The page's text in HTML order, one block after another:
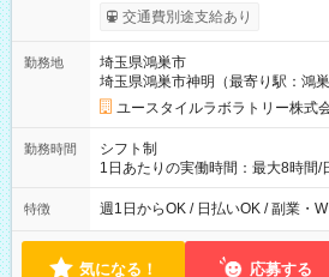
考慮して決定します 【収入例】 週1回勤務の場合：1,830円×8時
間×4回=5万8,560円 週3回勤務の場合：1,830円×8時間×12回
月 ※ 雇用形態と給与に、本採用時
用形態：本採用時と同じです。 給
交通費別途支給あり
勤務地
埼玉県鴻巣市
埼玉県鴻巣市神明（最寄り駅：鴻巣
ユースタイルラボラトリー株式
勤務時間
シフト制
1日あたりの実働時間：最大8時間/
00 ※週1日～OK ／ 夜勤専従 ＊＊ 勤務時間例 ＊＊ ■22時か
ら翌7時 ■23時から翌8時 ■24時から翌9時
ます。 ※曜日固定（毎週同じ曜日
特徴 週1日からOK / 日払いOK / 副業・
気になる！ 応募する